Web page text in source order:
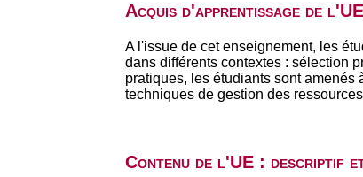
Acquis d'apprentissage de l'UE
A l'issue de cet enseignement, les
dans différents contextes : sélection
pratiques, les étudiants sont
techniques de gestion des
Contenu de l'UE : descriptif